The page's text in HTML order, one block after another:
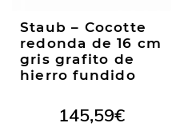
Staub – Cocotte
redonda de 16 cm
gris grafito de
hierro fundido
145,59€